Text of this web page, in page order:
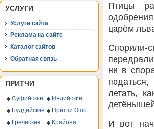
УСЛУГИ
Услуги сайта
Реклама на сайте
Каталог сайтов
Обратная связь
ПРИТЧИ
Суфийские
Индийские
Буддийские
Притчи Ошо
Греческие
Крайона
Птицы
царём
ни в
летать,
И вот